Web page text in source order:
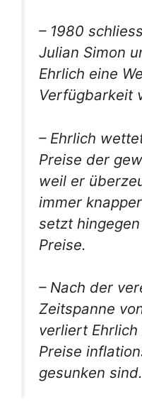
– 1980
Julian Simon
Ehrlich eine
Verfügbarkeit
– Ehrlich
Preise der
weil er
immer
setzt
Preise.
– Nach der
Zeitspanne
verliert
Preise
gesunken sind.